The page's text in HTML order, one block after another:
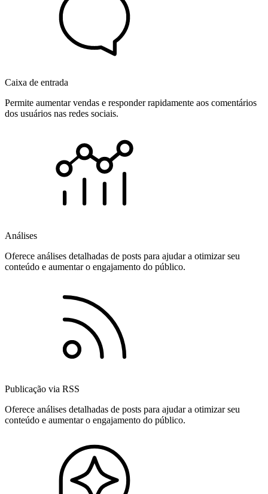
Caixa de entrada
Permite aumentar vendas e responder rapidamente aos comentários
dos usuários nas redes sociais.
Análises
Oferece análises detalhadas de posts para ajudar a otimizar seu
conteúdo e aumentar o engajamento do público.
Publicação via RSS
Oferece análises detalhadas de posts para ajudar a otimizar seu
conteúdo e aumentar o engajamento do público.